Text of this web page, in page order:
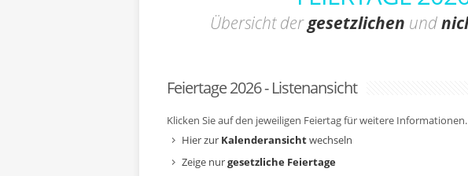
Übersicht dergesetzlichen und
Feiertage 2026 - Listenansicht
Klicken Sie auf den jeweiligen Feiertag für weitere Informationen.
Hier zur Kalenderansichtwechseln
Zeige nurgesetzliche Feiertage